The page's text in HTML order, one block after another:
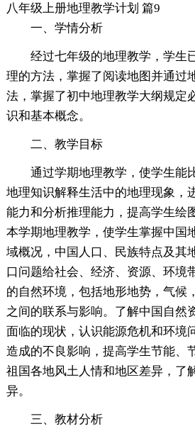
八年级上册地理教学计划 篇9
一、学情分析
经过七年级的地理教学，学生
理的方法，掌握了阅读地图并通过
法，掌握了初中地理教学大纲规定
识和基本概念。
二、教学目标
通过学期地理教学，使学生能
地理知识解释生活中的地理现象，
能力和分析推理能力，提高学生绘
本学期地理教学，使学生掌握中国
域概况，中国人口、民族特点及其
口问题给社会、经济、资源、环境
的自然环境，包括地形地势，气候
之间的联系与影响。了解中国自然
面临的现状，认识能源危机和环境
造成的不良影响，提高学生节能、
祖国各地风土人情和地区差异，了
异。
三、教材分析